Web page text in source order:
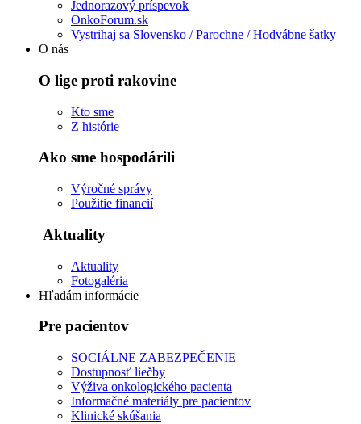
Jednorazový príspevok
OnkoForum.sk
Vystrihaj sa Slovensko / Parochne / Hodvábne šatky
O nás
O lige proti rakovine
Kto sme
Z histórie
Ako sme hospodárili
Výročné správy
Použitie financií
Aktuality
Aktuality
Fotogaléria
Hľadám informácie
Pre pacientov
SOCIÁLNE ZABEZPEČENIE
Dostupnosť liečby
Výživa onkologického pacienta
Informačné materiály pre pacientov
Klinické skúšania